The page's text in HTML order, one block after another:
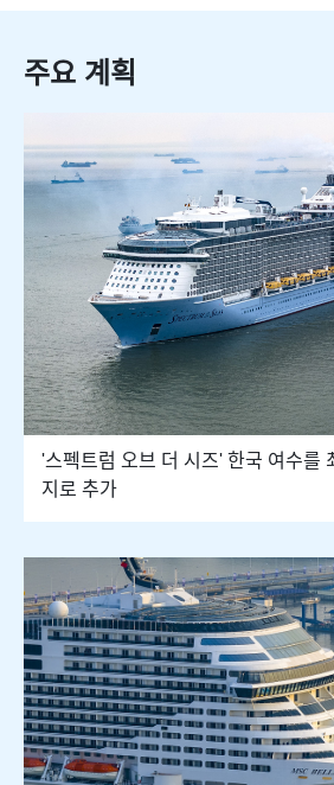
주요 계획
'스펙트럼 오브 더 시즈' 한국 여수를
지로 추가